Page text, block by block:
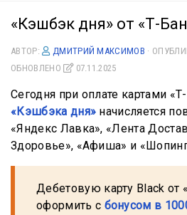
«Кэшбэк дня» от «Т-
АВТОР: ДМИТРИЙ МАКСИМОВ ·
ОБНОВЛЕНО
07.11.2025
Сегодня при оплате картами
«Кэшбэка дня» начисляется
«Яндекс Лавка», «Лента
Здоровье», «Афиша» и
Дебетовую карту Black от
оформить с бонусом в